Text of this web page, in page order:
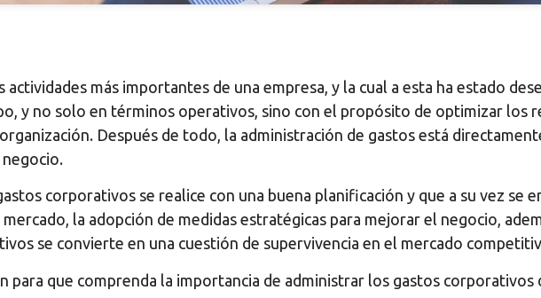
más importantes de una empresa, y la cual a esta ha estado
y no solo en términos operativos, sino con el propósito de optimizar los
Después de todo, la administración de gastos está
corporativos se realice con una buena planificación y que a su vez se
la adopción de medidas estratégicas para mejorar el negocio,
se convierte en una cuestión de supervivencia en el mercado
para que comprenda la importancia de administrar los gastos